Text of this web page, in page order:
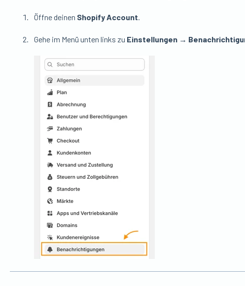
Öffne deinen Shopify Account.
Gehe im Menü unten links zu Einstellungen →